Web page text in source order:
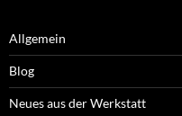
Allgemein
Blog
Neues aus der Werkstatt